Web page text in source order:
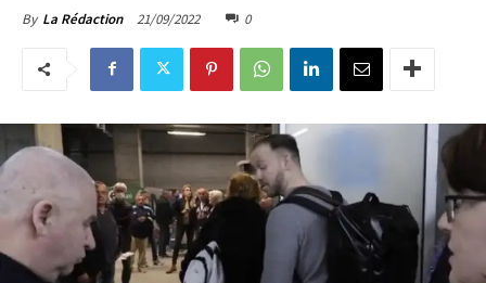
By La Rédaction 21/09/2022 0